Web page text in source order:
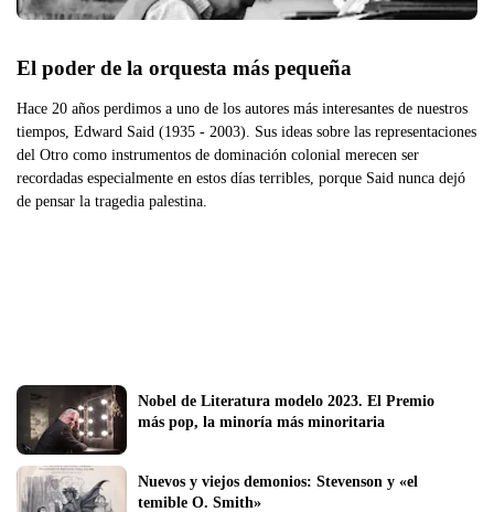
El poder de la orquesta más pequeña
Hace 20 años perdimos a uno de los autores más interesantes de nuestros
tiempos, Edward Said (1935 - 2003). Sus ideas sobre las representaciones
del Otro como instrumentos de dominación colonial merecen ser
recordadas especialmente en estos días terribles, porque Said nunca dejó
de pensar la tragedia palestina.
Nobel de Literatura modelo 2023. El Premio
más pop, la minoría más minoritaria
Nuevos y viejos demonios: Stevenson y «el
temible O. Smith»